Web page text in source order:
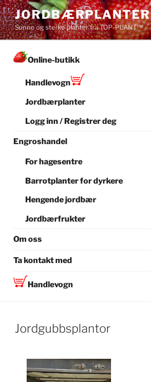
Gå
til
innhold
JORDBÆRPLANTER
Sunne og sterke planter fra TOP-PLANT™
Online-butikk
Handlevogn
Jordbærplanter
Logg inn / Registrer deg
Engroshandel
For hagesentre
Barrotplanter for dyrkere
Hengende jordbær
Jordbærfrukter
Om oss
Ta kontakt med
Handlevogn
Jordgubbsplantor